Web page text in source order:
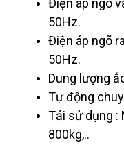
Điện áp ngõ
50Hz.
Điện áp ngõ
50Hz.
Dung lượng
Tự động
Tải sử dụng :
800kg,..